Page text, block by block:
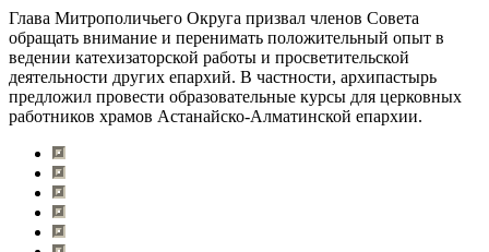
Глава Митрополичьего Округа призвал членов Совета
обращать внимание и перенимать положительный опыт в
ведении катехизаторской работы и просветительской
деятельности других епархий. В частности, архипастырь
предложил провести образовательные курсы для церковных
работников храмов Астанайско-Алматинской епархии.